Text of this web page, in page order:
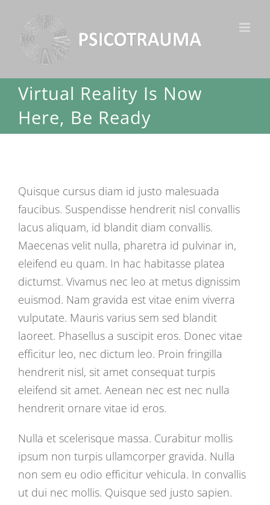
conteúdo
Virtual Reality Is Now
Here, Be Ready
Quisque cursus diam id justo malesuada
faucibus. Suspendisse hendrerit nisl convallis
lacus aliquam, id blandit diam convallis.
Maecenas velit nulla, pharetra id pulvinar in,
eleifend eu quam. In hac habitasse platea
dictumst. Vivamus nec leo at metus dignissim
euismod. Nam gravida est vitae enim viverra
vulputate. Mauris varius sem sed blandit
laoreet. Phasellus a suscipit eros. Donec vitae
efficitur leo, nec dictum leo. Proin fringilla
hendrerit nisl, sit amet consequat turpis
eleifend sit amet. Aenean nec est nec nulla
hendrerit ornare vitae id eros.
Nulla et scelerisque massa. Curabitur mollis
ipsum non turpis ullamcorper gravida. Nulla
non sem eu odio efficitur vehicula. In convallis
ut dui nec mollis. Quisque sed justo sapien.